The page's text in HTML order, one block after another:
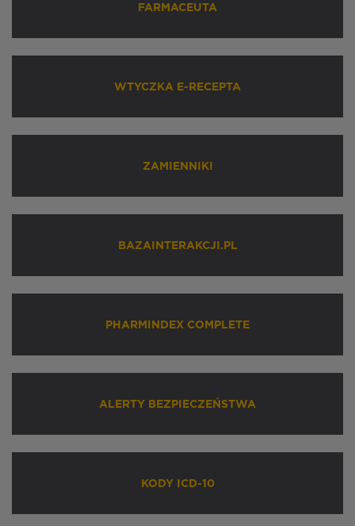
FARMACEUTA
WTYCZKA E-RECEPTA
ZAMIENNIKI
BAZAINTERAKCJI.PL
PHARMINDEX COMPLETE
ALERTY BEZPIECZEŃSTWA
KODY ICD-10